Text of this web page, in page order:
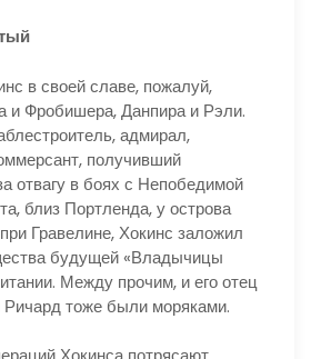
в своей славе, пожалуй,
и Фробишера, Данпира и Рэли.
адмирал,
получивший
отвагу в боях с Непобедимой
близ Портленда, у острова
Гравелине, Хокинс заложил
будущей «Владычицы
Между прочим, и его отец
тоже были моряками.